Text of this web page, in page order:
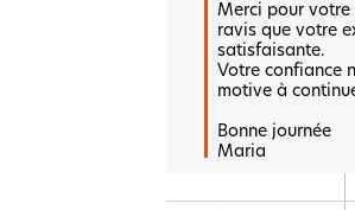
Merci pour votre
ravis que votre
satisfaisante.
Votre confiance
motive à
Bonne journée
Maria